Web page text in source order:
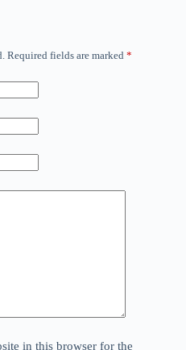
Required fields are marked *
in this browser for the